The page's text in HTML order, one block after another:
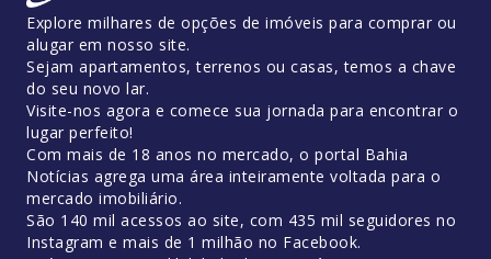
Explore milhares de opções de imóveis para comprar ou
alugar em nosso site.
Sejam apartamentos, terrenos ou casas, temos a chave
do seu novo lar.
Visite-nos agora e comece sua jornada para encontrar o
lugar perfeito!
Com mais de 18 anos no mercado, o portal Bahia
Notícias agrega uma área inteiramente voltada para o
mercado imobiliário.
São 140 mil acessos ao site, com 435 mil seguidores no
Instagram e mais de 1 milhão no Facebook.